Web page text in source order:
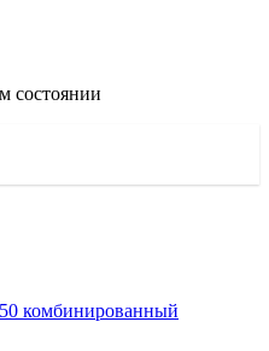
состоянии
комбинированный